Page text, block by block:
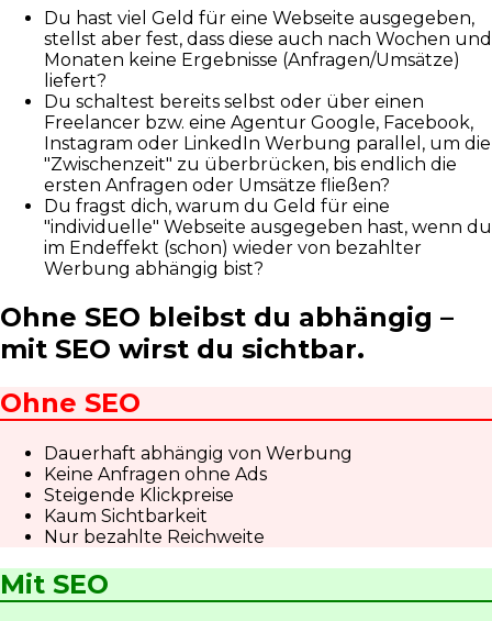
Du hast viel Geld für eine Webseite ausgegeben,
stellst aber fest, dass diese auch nach Wochen und
Monaten keine Ergebnisse (Anfragen/Umsätze)
liefert?
Du schaltest bereits selbst oder über einen
Freelancer bzw. eine Agentur Google, Facebook,
Instagram oder LinkedIn Werbung parallel, um die
"Zwischenzeit" zu überbrücken, bis endlich die
ersten Anfragen oder Umsätze fließen?
Du fragst dich, warum du Geld für eine
"individuelle" Webseite ausgegeben hast, wenn du
im Endeffekt (schon) wieder von bezahlter
Werbung abhängig bist?
Ohne SEO bleibst du abhängig –
mit SEO wirst du sichtbar.
Ohne SEO
Dauerhaft abhängig von Werbung
Keine Anfragen ohne Ads
Steigende Klickpreise
Kaum Sichtbarkeit
Nur bezahlte Reichweite
Mit SEO